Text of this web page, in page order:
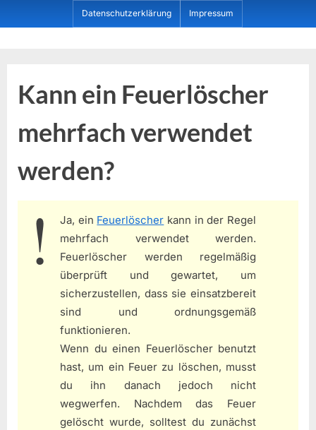
to
Datenschutzerklärung Impressum
Kann ein Feuerlöscher
mehrfach verwendet
werden?
Ja, ein Feuerlöscher kann in der Regel
mehrfach verwendet werden.
Feuerlöscher werden regelmäßig
überprüft und gewartet, um
sicherzustellen, dass sie einsatzbereit
sind und ordnungsgemäß
funktionieren.
Wenn du einen Feuerlöscher benutzt
hast, um ein Feuer zu löschen, musst
du ihn danach jedoch nicht
wegwerfen. Nachdem das Feuer
gelöscht wurde, solltest du zunächst